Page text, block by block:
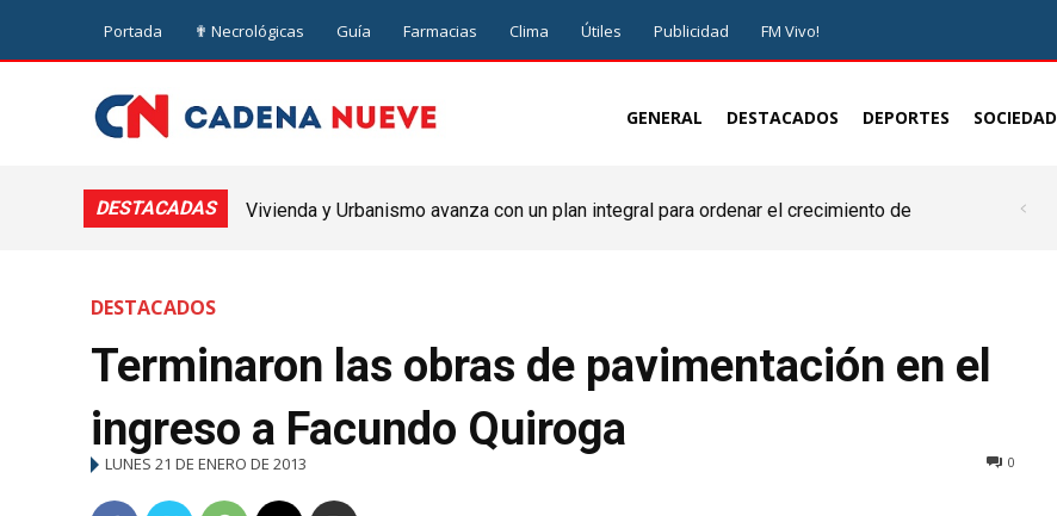
Portada ✟ Necrológicas Guía Farmacias Clima Útiles Publicidad FM Vivo!
GENERAL DESTACADOS DEPORTES SOCIEDAD
DESTACADAS
Vivienda y Urbanismo avanza con un plan integral para ordenar el crecimiento de
DESTACADOS
Terminaron las obras de pavimentación en el
ingreso a Facundo Quiroga
LUNES 21 DE ENERO DE 2013 0